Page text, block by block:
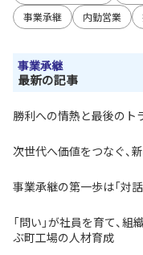
事業承継
内勤営業
事業承継
最新の記事
勝利への情熱と最後のト
次世代へ価値をつなぐ、
事業承継の第一歩は「対
「問い」が社員を育て、
ぶ町工場の人材育成